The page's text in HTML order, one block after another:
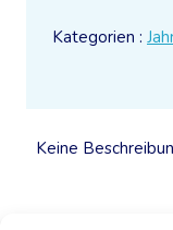
Keine
Kategorien :